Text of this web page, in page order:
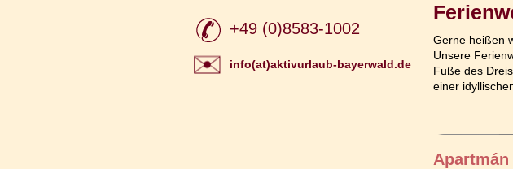
+49 (0)8583-1002
info(at)aktivurlaub-bayerwald.de
Gerne heißen
Unsere
Fuße des
einer